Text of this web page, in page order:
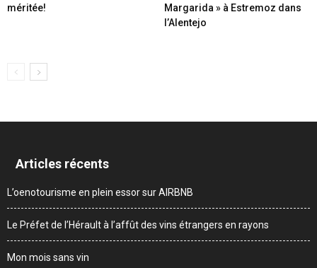
méritée!
Margarida » à Estremoz dans
l’Alentejo
Articles récents
L’oenotourisme en plein essor sur AIRBNB
Le Préfet de l’Hérault à l’affût des vins étrangers en rayons
Mon mois sans vin